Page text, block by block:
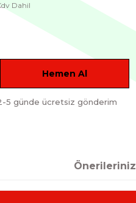
Dahil
Hemen Al
5 günde ücretsiz gönderim
Önerileriniz